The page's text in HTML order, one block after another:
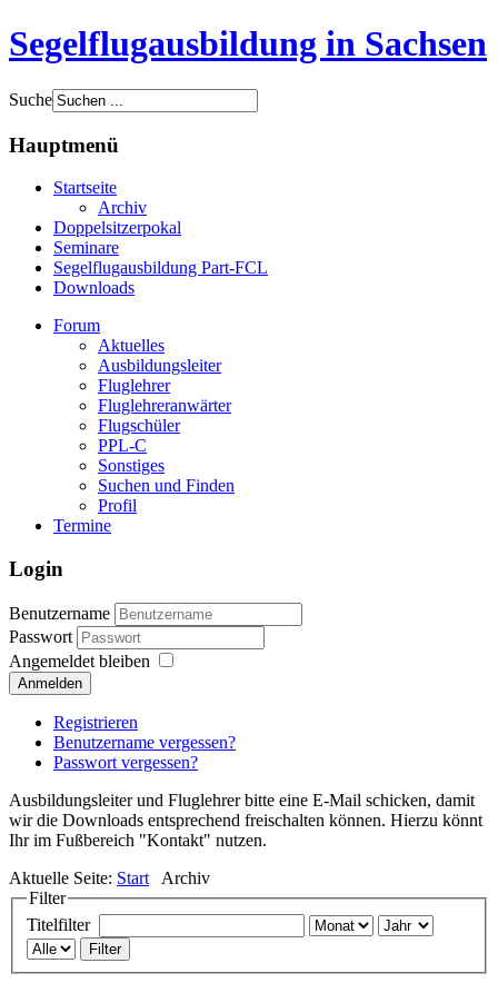
Segelflugausbildung in Sachsen
Suche
Hauptmenü
Startseite
Archiv
Doppelsitzerpokal
Seminare
Segelflugausbildung Part-FCL
Downloads
Forum
Aktuelles
Ausbildungsleiter
Fluglehrer
Fluglehreranwärter
Flugschüler
PPL-C
Sonstiges
Suchen und Finden
Profil
Termine
Login
Benutzername
Passwort
Angemeldet bleiben
Anmelden
Registrieren
Benutzername vergessen?
Passwort vergessen?
Ausbildungsleiter und Fluglehrer bitte eine E-Mail schicken, damit
wir die Downloads entsprechend freischalten können. Hierzu könnt
Ihr im Fußbereich "Kontakt" nutzen.
Aktuelle Seite: Start
Archiv
Filter
Titelfilter
Filter